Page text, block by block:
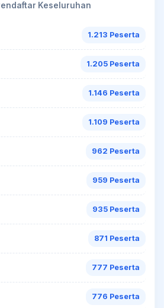
Keseluruhan
1.213 Peserta
1.205 Peserta
1.146 Peserta
1.109 Peserta
962 Peserta
959 Peserta
935 Peserta
871 Peserta
777 Peserta
776 Peserta